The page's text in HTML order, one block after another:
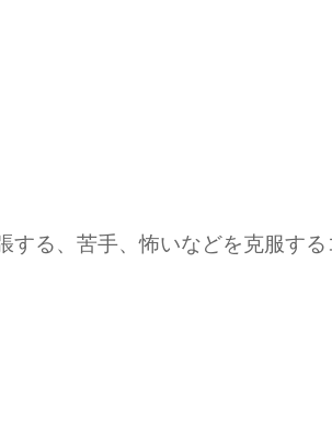
する、苦手、怖いなどを克服する